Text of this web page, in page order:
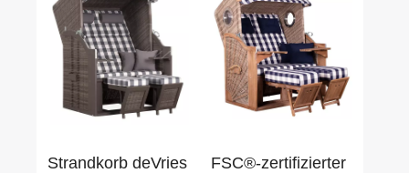
Strandkorb deVries
FSC®-zertifizierter